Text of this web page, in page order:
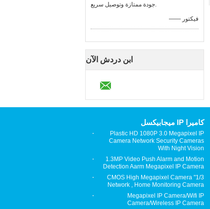
جودة ممتازة وتوصيل سريع.
—— فيكتور
ابن دردش الآن
كاميرا IP ميجابيكسل
Plastic HD 1080P 3.0 Megapixel IP
Camera Network Security Cameras
With Night Vision
1.3MP Video Push Alarm and Motion
Detection Aarm Megapixel IP Camera
1/3" CMOS High Megapixel Camera
Network , Home Monitoring Camera
Megapixel IP Camera/Wifi IP
Camera/Wireless IP Camera